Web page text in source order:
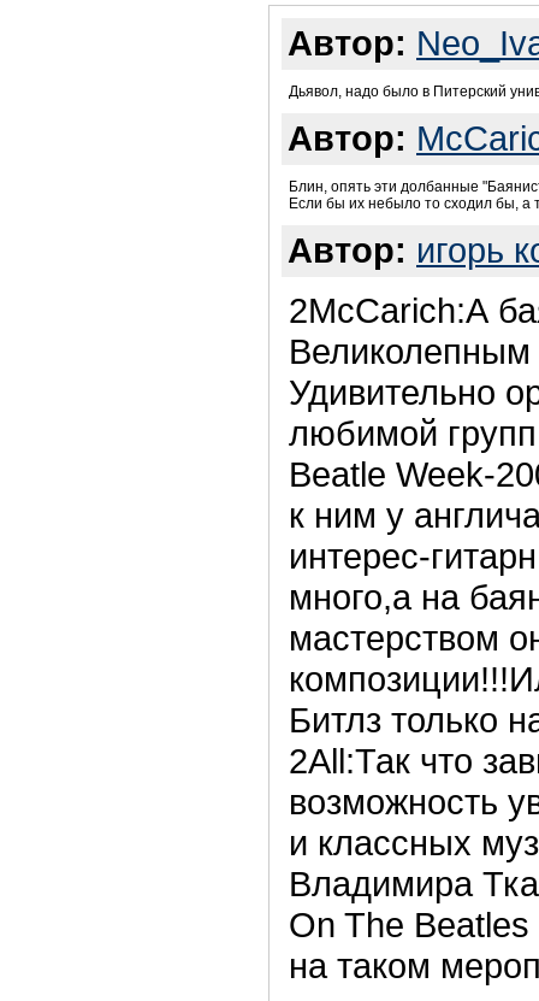
Автор:
Дьявол, надо было в Питерский
Автор:
Блин, опять эти долбанные
Если бы их небыло то сходил бы, а
Автор: игорь
2McCarich:А
Удивительно
любимой
Beatle Week-
к ним у
интерес-
много,а на
мастерством
Битлз только
2All:Так что
возможность
и классных
Владимира
On The
на таком